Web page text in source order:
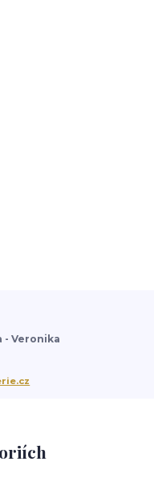
- Veronika